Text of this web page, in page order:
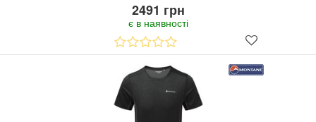
2491 грн
є в наявності